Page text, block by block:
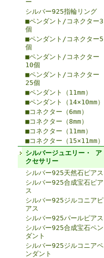
ー
シルバー925指輪リング
■ペンダント/コネクター3
個
■ペンダント/コネクター5
個
■ペンダント/コネクター
10個
■ペンダント/コネクター
25個
■ペンダント（11mm）
■ペンダント（14×10mm）
■コネクター（6mm）
■コネクター（8mm）
■コネクター（11mm）
■コネクター（15×11mm）
シルバージュエリー・ ア
クセサリー
シルバー925天然石ピアス
シルバー925合成宝石ピア
ス
シルバー925ジルコニアピ
アス
シルバー925パールピアス
シルバー925合成宝石ペン
ダント
シルバー925ジルコニアペ
ンダント